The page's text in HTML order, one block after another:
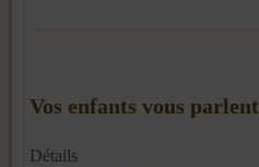
Vos enfants vous parlent
Détails